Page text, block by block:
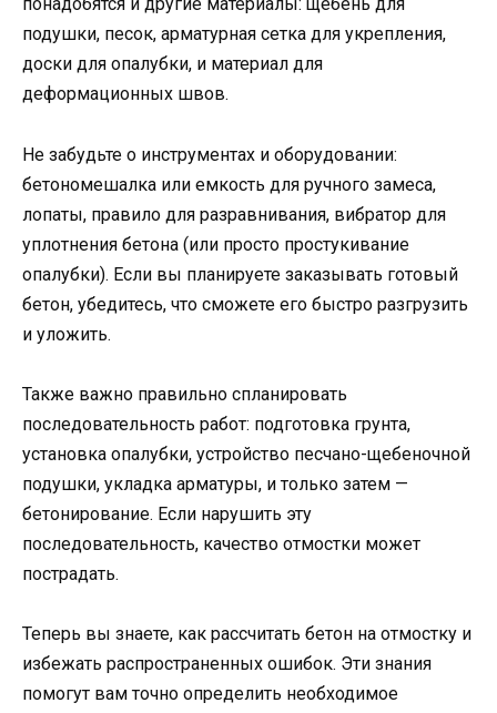
понадобятся и другие материалы: щебень для
подушки, песок, арматурная сетка для укрепления,
доски для опалубки, и материал для
деформационных швов.
Не забудьте о инструментах и оборудовании:
бетономешалка или емкость для ручного замеса,
лопаты, правило для разравнивания, вибратор для
уплотнения бетона (или просто простукивание
опалубки). Если вы планируете заказывать готовый
бетон, убедитесь, что сможете его быстро разгрузить
и уложить.
Также важно правильно спланировать
последовательность работ: подготовка грунта,
установка опалубки, устройство песчано-щебеночной
подушки, укладка арматуры, и только затем —
бетонирование. Если нарушить эту
последовательность, качество отмостки может
пострадать.
Теперь вы знаете, как рассчитать бетон на отмостку и
избежать распространенных ошибок. Эти знания
помогут вам точно определить необходимое